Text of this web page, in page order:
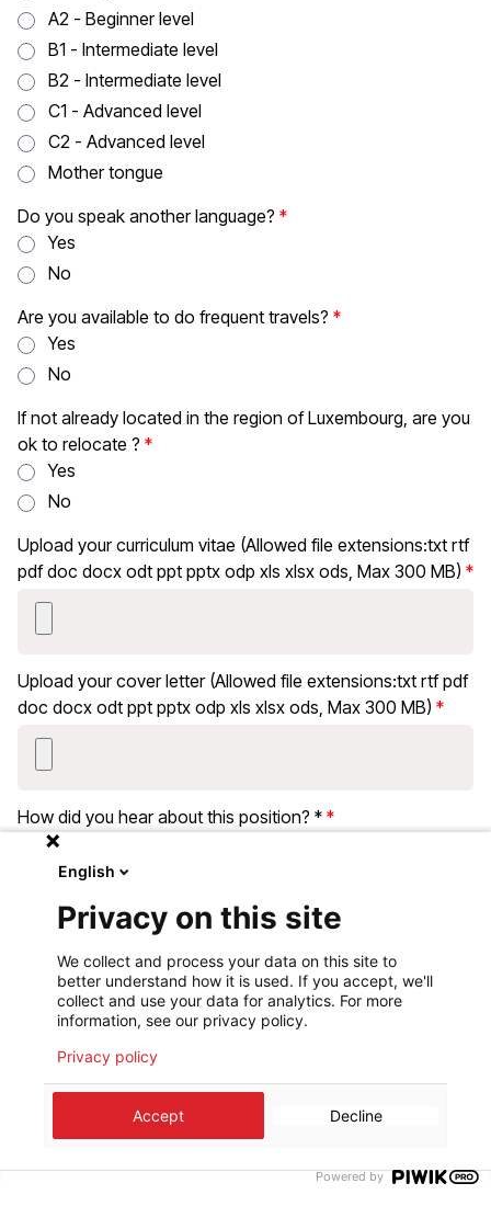
A2 - Beginner level
B1 - Intermediate level
B2 - Intermediate level
C1 - Advanced level
C2 - Advanced level
Mother tongue
Do you speak another language?
Yes
No
Are you available to do frequent travels?
Yes
No
If not already located in the region of Luxembourg, are you
ok to relocate ?
Yes
No
Upload your curriculum vitae (Allowed file extensions:txt rtf
pdf doc docx odt ppt pptx odp xls xlsx ods, Max 300 MB)
Upload your cover letter (Allowed file extensions:txt rtf pdf
doc docx odt ppt pptx odp xls xlsx ods, Max 300 MB)
How did you hear about this position? *
I wish to receive more information on MSF projects. I
subscribe to the newsletter.
By submitting your application, you consent to MSF
using your personal data for the recruitment process.
Envoyer
English
Privacy on this site
We collect and process your data on this site to
better understand how it is used. If you accept, we'll
collect and use your data for analytics. For more
information, see our privacy policy.
Privacy policy
Accept Decline
Powered by